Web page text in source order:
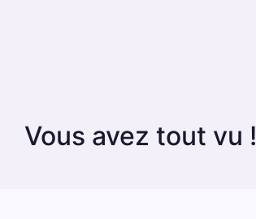
Vous avez tout vu !